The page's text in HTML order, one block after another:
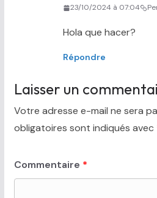
23/10/2024 à 07:04
Hola que hacer?
Répondre
Laisser un
Votre adresse e-mail ne sera
obligatoires sont indiqués avec
Commentaire *